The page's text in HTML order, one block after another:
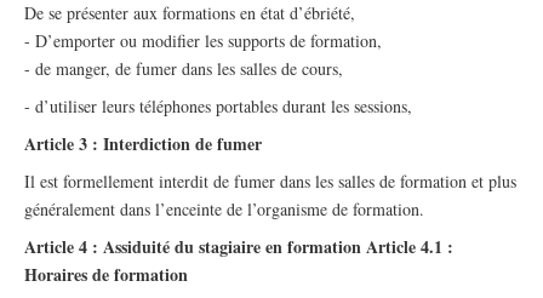
De se présenter aux formations en état d’ébriété,
- D’emporter ou modifier les supports de formation,
- de manger, de fumer dans les salles de cours,
- d’utiliser leurs téléphones portables durant les sessions,
Article 3 : Interdiction de fumer
Il est formellement interdit de fumer dans les salles de formation et plus
généralement dans l’enceinte de l’organisme de formation.
Article 4 : Assiduité du stagiaire en formation Article 4.1 :
Horaires de formation